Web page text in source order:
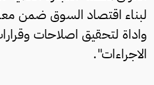
لبناء اقتصاد السوق ضمن
واداة لتحقيق اصلاحات
الاجراءات".